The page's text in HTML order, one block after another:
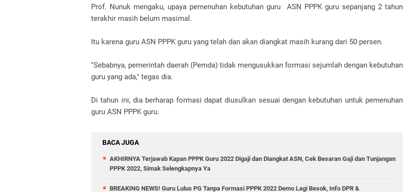
Prof. Nunuk mengaku, upaya pemenuhan kebutuhan guru ASN PPPK guru sepanjang 2 tahun
terakhir masih belum masimal.
Itu karena guru ASN PPPK guru yang telah dan akan diangkat masih kurang dari 50 persen.
"Sebabnya, pemerintah daerah (Pemda) tidak mengusukkan formasi sejumlah dengan kebutuhan
guru yang ada," tegas dia.
Di tahun ini, dia berharap formasi dapat diusulkan sesuai dengan kebutuhan untuk pemenuhan
guru ASN PPPK guru.
BACA JUGA
AKHIRNYA Terjawab Kapan PPPK Guru 2022 Digaji dan Diangkat ASN, Cek Besaran Gaji dan Tunjangan
PPPK 2022, Simak Selengkapnya Ya
BREAKING NEWS! Guru Lulus PG Tanpa Formasi PPPK 2022 Demo Lagi Besok, Info DPR &